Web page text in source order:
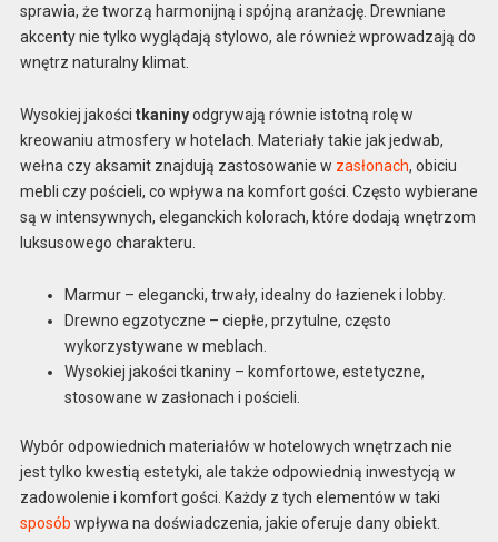
sprawia, że tworzą harmonijną i spójną aranżację. Drewniane
akcenty nie tylko wyglądają stylowo, ale również wprowadzają do
wnętrz naturalny klimat.
Wysokiej jakości tkaninyodgrywają równie istotną rolę w
kreowaniu atmosfery w hotelach. Materiały takie jak jedwab,
wełna czy aksamit znajdują zastosowanie w zasłonach, obiciu
mebli czy pościeli, co wpływa na komfort gości. Często wybierane
są w intensywnych, eleganckich kolorach, które dodają wnętrzom
luksusowego charakteru.
Marmur – elegancki, trwały, idealny do łazienek i lobby.
Drewno egzotyczne – ciepłe, przytulne, często
wykorzystywane w meblach.
Wysokiej jakości tkaniny – komfortowe, estetyczne,
stosowane w zasłonach i pościeli.
Wybór odpowiednich materiałów w hotelowych wnętrzach nie
jest tylko kwestią estetyki, ale także odpowiednią inwestycją w
zadowolenie i komfort gości. Każdy z tych elementów w taki
sposób wpływa na doświadczenia, jakie oferuje dany obiekt.